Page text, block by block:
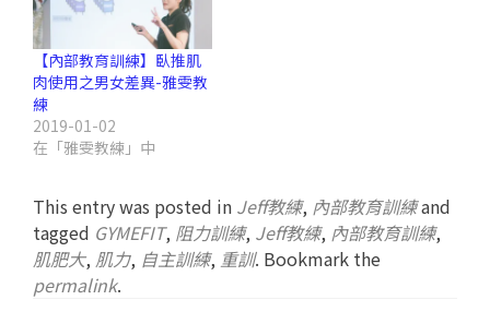
【內部教育訓練】臥推肌
肉使用之男女差異-雅雯教
練
2019-01-02
在「雅雯教練」中
This entry was posted in Jeff教練, 內部教育訓練and
tagged GYMEFIT, 阻力訓練, Jeff教練, 內部教育訓練,
肌肥大, 肌力, 自主訓練, 重訓. Bookmark the
permalink.